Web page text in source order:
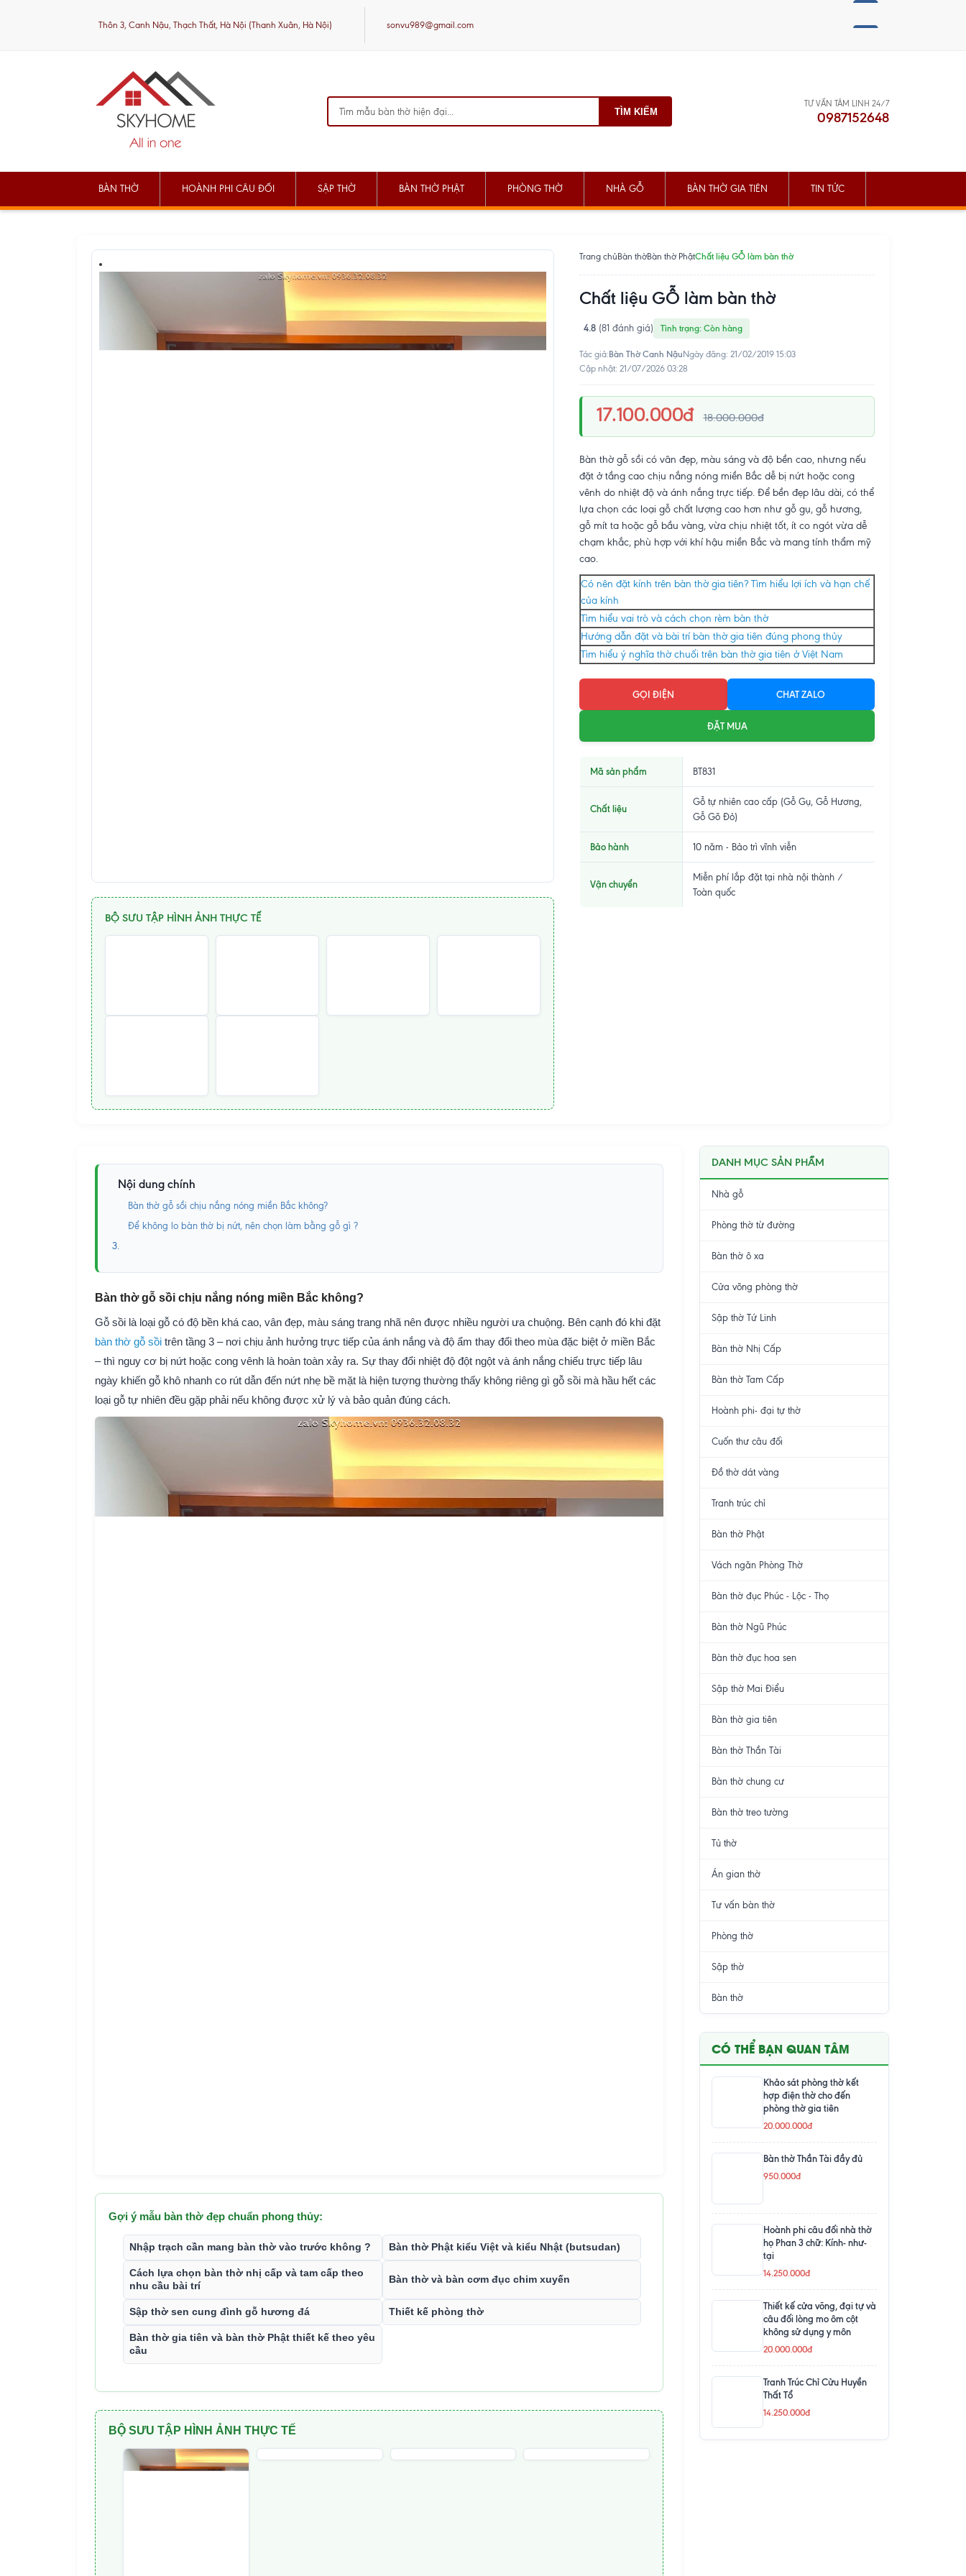
Thôn 3, Canh Nậu, Thạch Thất, Hà Nội (Thanh Xuân, Hà Nội) sonvu989@gmail.com
TÌM KIẾM
TƯ VẤN TÂM LINH 24/7
0987152648
BÀN THỜ HOÀNH PHI CÂU ĐỐI SẬP THỜ BÀN THỜ PHẬT PHÒNG THỜ NHÀ GỖ BÀN THỜ GIA TIÊN TIN TỨC
BỘ SƯU TẬP HÌNH ẢNH THỰC TẾ
Trang chủ Bàn thờBàn thờ PhậtChất liệu GỖ làm bàn thờ
Chất liệu GỖ làm bàn thờ
4.8 (81 đánh giá) Tình trạng: Còn hàng
Tác giả:Bàn Thờ Canh Nậu Ngày đăng: 21/02/2019 15:03
Cập nhật: 21/07/2026 03:28
17.100.000đ 18.000.000đ
Bàn thờ gỗ sồi có vân đẹp, màu sáng và độ bền cao, nhưng nếu
đặt ở tầng cao chịu nắng nóng miền Bắc dễ bị nứt hoặc cong
vênh do nhiệt độ và ánh nắng trực tiếp. Để bền đẹp lâu dài, có thể
lựa chọn các loại gỗ chất lượng cao hơn như gỗ gụ, gỗ hương,
gỗ mít ta hoặc gỗ bầu vàng, vừa chịu nhiệt tốt, ít co ngót vừa dễ
chạm khắc, phù hợp với khí hậu miền Bắc và mang tính thẩm mỹ
cao.
Có nên đặt kính trên bàn thờ gia tiên? Tìm hiểu lợi ích và hạn chế
của kính
Tìm hiểu vai trò và cách chọn rèm bàn thờ
Hướng dẫn đặt và bài trí bàn thờ gia tiên đúng phong thủy
Tìm hiểu ý nghĩa thờ chuối trên bàn thờ gia tiên ở Việt Nam
GỌI ĐIỆN CHAT ZALO
ĐẶT MUA
Mã sản phẩm BT831
Chất liệu
Gỗ tự nhiên cao cấp (Gỗ Gụ, Gỗ Hương,
Gỗ Gõ Đỏ)
Bảo hành 10 năm - Bảo trì vĩnh viễn
Vận chuyển
Miễn phí lắp đặt tại nhà nội thành /
Toàn quốc
Nội dung chính
Bàn thờ gỗ sồi chịu nắng nóng miền Bắc không?
Để không lo bàn thờ bị nứt, nên chọn làm bằng gỗ gì ?
3.
Bàn thờ gỗ sồi chịu nắng nóng miền Bắc không?
Gỗ sồi là loại gỗ có độ bền khá cao, vân đẹp, màu sáng trang nhã nên được nhiều người ưa chuộng. Bên cạnh đó khi đặt
bàn thờ gỗ sồi trên tầng 3 – nơi chịu ảnh hưởng trực tiếp của ánh nắng và độ ẩm thay đổi theo mùa đặc biệt ở miền Bắc
– thì nguy cơ bị nứt hoặc cong vênh là hoàn toàn xảy ra. Sự thay đổi nhiệt độ đột ngột và ánh nắng chiếu trực tiếp lâu
ngày khiến gỗ khô nhanh co rút dẫn đến nứt nhẹ bề mặt là hiện tượng thường thấy không riêng gì gỗ sồi mà hầu hết các
loại gỗ tự nhiên đều gặp phải nếu không được xử lý và bảo quản đúng cách.
Gợi ý mẫu bàn thờ đẹp chuẩn phong thủy:
Nhập trạch cần mang bàn thờ vào trước không ? Bàn thờ Phật kiểu Việt và kiểu Nhật (butsudan)
Cách lựa chọn bàn thờ nhị cấp và tam cấp theo
nhu cầu bài trí
Bàn thờ và bàn cơm đục chim xuyến
Sập thờ sen cung đình gỗ hương đá Thiết kế phòng thờ
Bàn thờ gia tiên và bàn thờ Phật thiết kế theo yêu
cầu
BỘ SƯU TẬP HÌNH ẢNH THỰC TẾ
DANH MỤC SẢN PHẨM
Nhà gỗ
Phòng thờ từ đường
Bàn thờ ô xa
Cửa võng phòng thờ
Sập thờ Tứ Linh
Bàn thờ Nhị Cấp
Bàn thờ Tam Cấp
Hoành phi- đại tự thờ
Cuốn thư câu đối
Đồ thờ dát vàng
Tranh trúc chỉ
Bàn thờ Phật
Vách ngăn Phòng Thờ
Bàn thờ đục Phúc - Lộc - Thọ
Bàn thờ Ngũ Phúc
Bàn thờ đục hoa sen
Sập thờ Mai Điểu
Bàn thờ gia tiên
Bàn thờ Thần Tài
Bàn thờ chung cư
Bàn thờ treo tường
Tủ thờ
Án gian thờ
Tư vấn bàn thờ
Phòng thờ
Sập thờ
Bàn thờ
CÓ THỂ BẠN QUAN TÂM
Khảo sát phòng thờ kết
hợp điện thờ cho đến
phòng thờ gia tiên
20.000.000đ
Bàn thờ Thần Tài đầy đủ
950.000đ
Hoành phi câu đối nhà thờ
họ Phan 3 chữ: Kính- như-
tại
14.250.000đ
Thiết kế cửa võng, đại tự và
câu đối lòng mo ôm cột
không sử dụng y môn
20.000.000đ
Tranh Trúc Chỉ Cửu Huyền
Thất Tổ
14.250.000đ